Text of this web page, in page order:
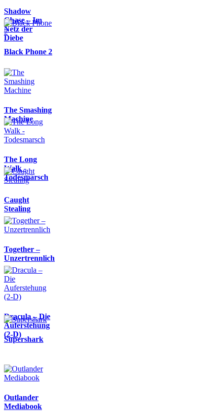
Shadow
Chase – Im
Netz der
Diebe
Black Phone 2
The Smashing
Machine
The Long
Walk -
Todesmarsch
Caught
Stealing
Together –
Unzertrennlich
Dracula – Die
Auferstehung
(2-D)
Supershark
Outlander
Mediabook